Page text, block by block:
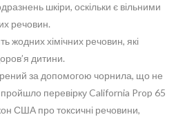
шкіри, оскільки є вільними
речовин.
жодних хімічних речовин, які
дитини.
за допомогою чорнила, що не
пройшло перевірку California Prop 65
США про токсичні речовини,